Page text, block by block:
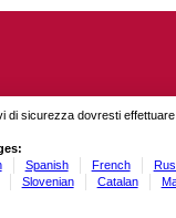
di sicurezza dovresti
Spanish French
Slovenian Catalan